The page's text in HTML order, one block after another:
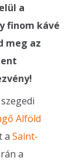
a
finom kávé
meg az
Alföld
aSaint-
a